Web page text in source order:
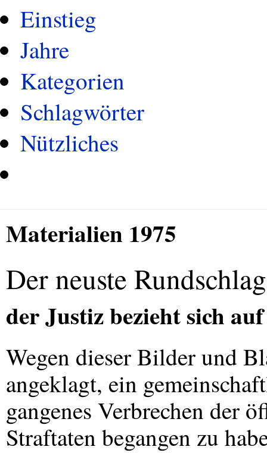
Einstieg
Jahre
Kategorien
Schlagwörter
Nützliches
Materialien 1975
Der neuste
der Justiz bezieht sich
Wegen dieser Bilder und
angeklagt, ein
gangenes Verbrechen der
Straftaten begangen zu